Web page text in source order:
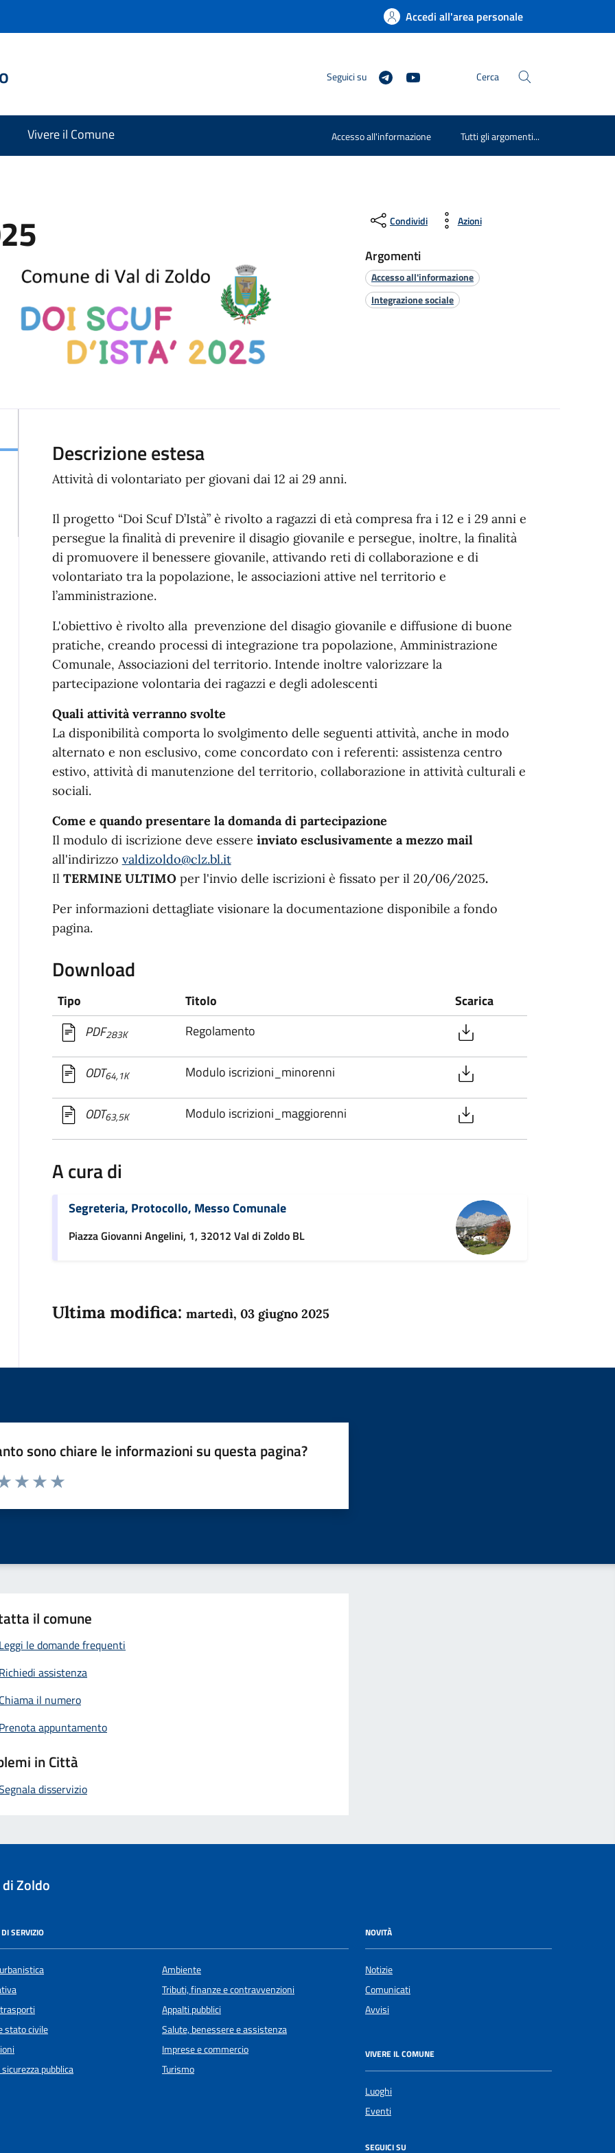
Accedi all'area personale
Seguici su Cerca
Vivere il Comune Accesso all'informazione Tutti gli argomenti...
Condividi Azioni
Argomenti
Accesso all'informazione
Integrazione sociale
Descrizione estesa
Attività di volontariato per giovani dai 12 ai 29 anni.
Il progetto “Doi Scuf D’Istà” è rivolto a ragazzi di età compresa fra i 12 e i 29 anni e
persegue la finalità di prevenire il disagio giovanile e persegue, inoltre, la finalità
di promuovere il benessere giovanile, attivando reti di collaborazione e di
volontariato tra la popolazione, le associazioni attive nel territorio e
l’amministrazione.
L'obiettivo è rivolto alla prevenzione del disagio giovanile e diffusione di buone
pratiche, creando processi di integrazione tra popolazione, Amministrazione
Comunale, Associazioni del territorio. Intende inoltre valorizzare la
partecipazione volontaria dei ragazzi e degli adolescenti
Quali attività verranno svolte
La disponibilità comporta lo svolgimento delle seguenti attività, anche in modo
alternato e non esclusivo, come concordato con i referenti: assistenza centro
estivo, attività di manutenzione del territorio, collaborazione in attività culturali e
sociali.
Come e quando presentare la domanda di partecipazione
Il modulo di iscrizione deve essere inviato esclusivamente a mezzo mail
all'indirizzo valdizoldo@clz.bl.it
Il TERMINE ULTIMOper l'invio delle iscrizioni è fissato per il 20/06/2025.
Per informazioni dettagliate visionare la documentazione disponibile a fondo
pagina.
Download
Tipo Titolo
Scarica
PDF283K Regolamento
ODT64,1K Modulo iscrizioni_minorenni
ODT63,5K Modulo iscrizioni_maggiorenni
A cura di
Segreteria, Protocollo, Messo Comunale
Piazza Giovanni Angelini, 1, 32012 Val di Zoldo BL
Ultima modifica: martedì, 03 giugno 2025
sono chiare le informazioni su questa pagina?
da 1 a 5 stelle la pagina
il comune
Leggi le domande frequenti
Richiedi assistenza
Chiama il numero
Prenota appuntamento
in Città
disservizio
Zoldo
SERVIZIO
stato civile
pubblica
Ambiente
Tributi, finanze e contravvenzioni
Appalti pubblici
Salute, benessere e assistenza
Imprese e commercio
Turismo
NOVITÀ
Notizie
Comunicati
Avvisi
VIVERE IL COMUNE
Luoghi
Eventi
SEGUICI SU